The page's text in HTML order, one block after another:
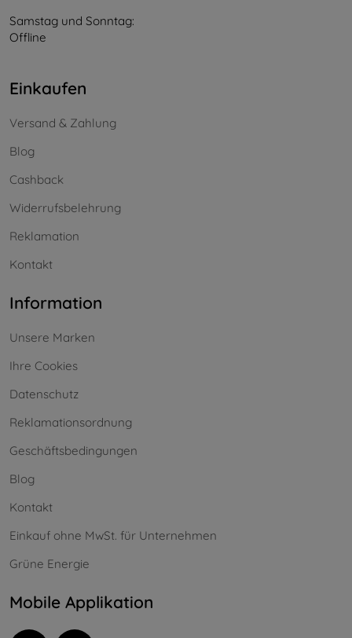
Samstag und Sonntag:
Offline
Einkaufen
Versand & Zahlung
Blog
Cashback
Widerrufsbelehrung
Reklamation
Kontakt
Information
Unsere Marken
Ihre Cookies
Datenschutz
Reklamationsordnung
Geschäftsbedingungen
Blog
Kontakt
Einkauf ohne MwSt. für Unternehmen
Grüne Energie
Mobile Applikation